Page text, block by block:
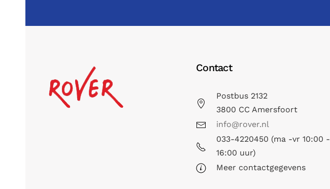
Contact
Postbus 2132
3800 CC Amersfoort
info@rover.nl
033-4220450 (ma -vr 10:00 -
16:00 uur)
Meer contactgegevens